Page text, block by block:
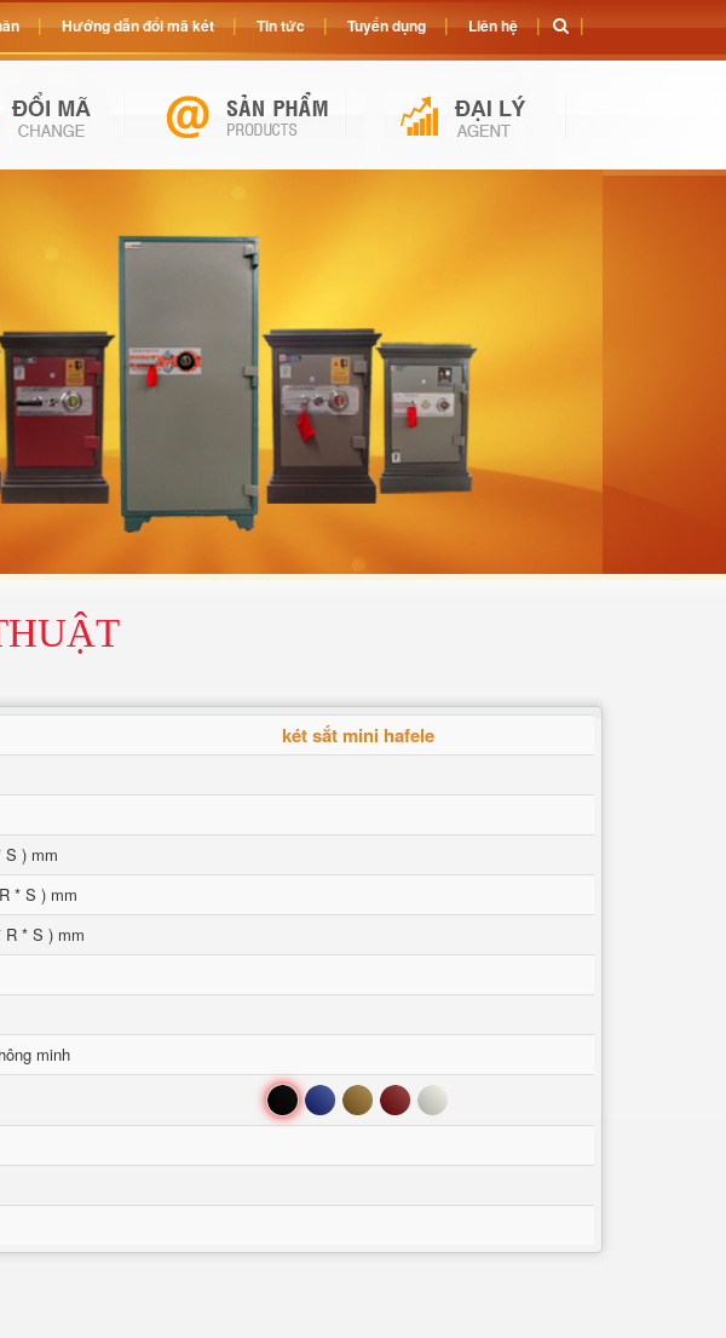
két sắt mini hafele
S ) mm
* S ) mm
R * S ) mm
minh
Đen Xanh Nâu Đỏ Trắng
Hướng dẫn đổi mã két Tin tức Tuyển dụng Liên hệ